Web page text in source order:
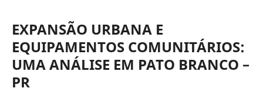
EXPANSÃO URBANA E
EQUIPAMENTOS COMUNITÁRIOS:
UMA ANÁLISE EM PATO BRANCO –
PR